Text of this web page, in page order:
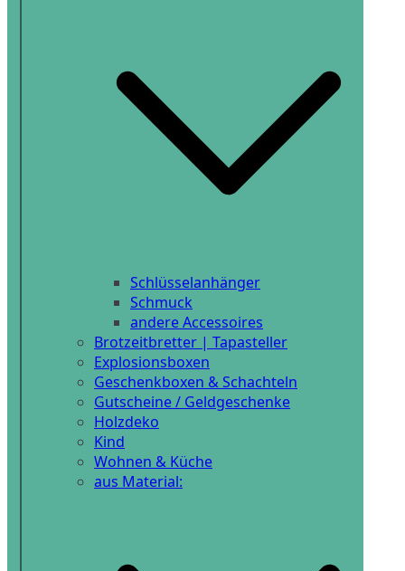
Schlüsselanhänger
Schmuck
andere Accessoires
Brotzeitbretter | Tapasteller
Explosionsboxen
Geschenkboxen & Schachteln
Gutscheine / Geldgeschenke
Holzdeko
Kind
Wohnen & Küche
aus Material: